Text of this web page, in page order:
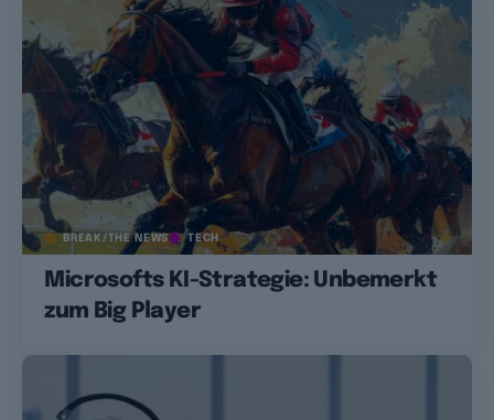
BREAK/THE NEWS TECH
Microsofts KI-Strategie: Unbemerkt
zum Big Player